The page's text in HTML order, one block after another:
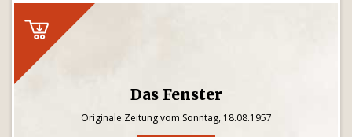
Das Fenster
Originale Zeitung vom Sonntag, 18.08.1957